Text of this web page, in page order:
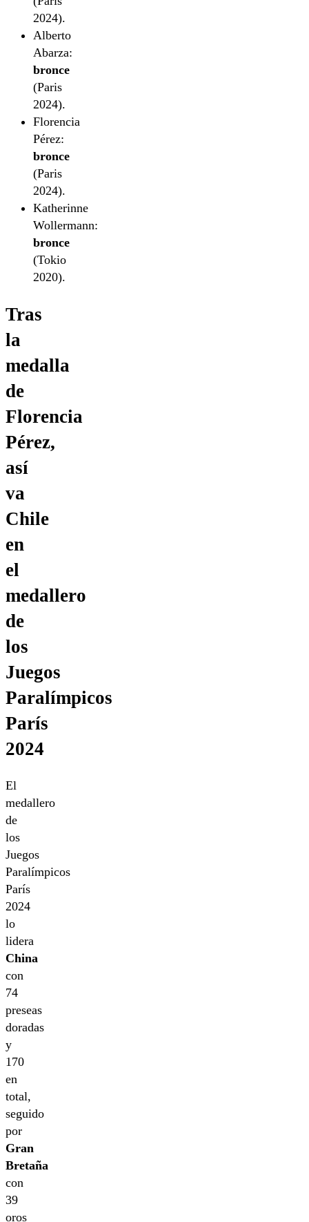
2024).
Alberto
Abarza:
bronce
(Paris
2024).
Florencia
Pérez:
bronce
(Paris
2024).
Katherinne
Wollermann:
bronce
(Tokio
2020).
Tras
la
medalla
de
Florencia
Pérez,
así
va
Chile
en
el
medallero
de
los
Juegos
Paralímpicos
París
2024
El
medallero
de
los
Juegos
Paralímpicos
París
2024
lo
lidera
China
con
74
preseas
doradas
y
170
en
total,
seguido
por
Gran
Bretaña
con
39
oros